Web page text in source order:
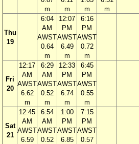
m
m
m
m
Thu
19
6:04
AM
AWST
0.64
m
12:07
PM
AWST
6.49
m
6:16
PM
AWST
0.72
m
Fri
20
12:17
AM
AWST
6.62
m
6:29
AM
AWST
0.52
m
12:33
PM
AWST
6.74
m
6:45
PM
AWST
0.55
m
Sat
21
12:45
AM
AWST
6.59
6:54
AM
AWST
0.52
1:00
PM
AWST
6.85
7:15
PM
AWST
0.57